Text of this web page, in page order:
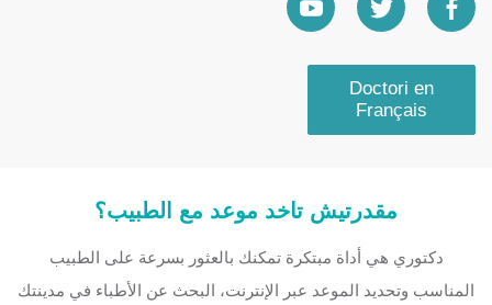
Doctori en
Français
مقدرتيش تاخد موعد مع الطبيب؟
دكتوري هي أداة مبتكرة تمكنك بالعثور بسرعة على الطبيب
المناسب وتحديد الموعد عبر الإنترنت، البحث عن الأطباء في مدينتك